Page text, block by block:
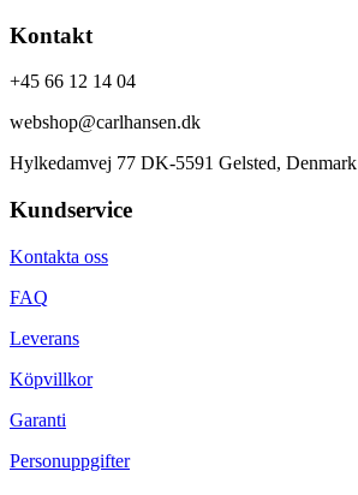
Kontakt
+45 66 12 14 04
webshop@carlhansen.dk
Hylkedamvej 77 DK-5591 Gelsted, Denmark
Kundservice
Kontakta oss
FAQ
Leverans
Köpvillkor
Garanti
Personuppgifter